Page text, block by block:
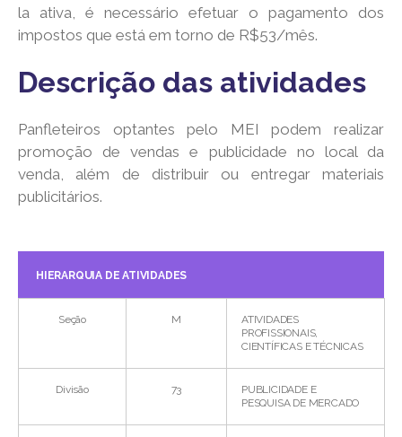
la ativa, é necessário efetuar o pagamento dos
impostos que está em torno de R$53/mês.
Descrição das atividades
Panfleteiros optantes pelo MEI podem realizar
promoção de vendas e publicidade no local da
venda, além de distribuir ou entregar materiais
publicitários.
HIERARQUIA DE ATIVIDADES
Seção M
ATIVIDADES
PROFISSIONAIS,
CIENTÍFICAS E TÉCNICAS
Divisão 73
PUBLICIDADE E
PESQUISA DE MERCADO